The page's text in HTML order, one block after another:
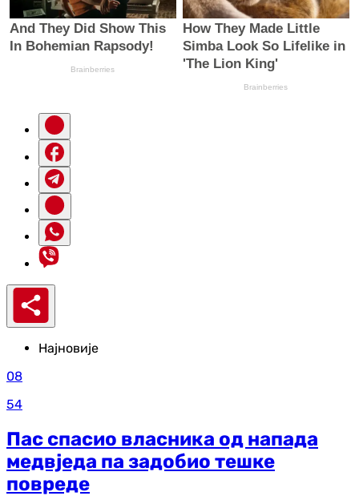
Најновије
08
54
Пас спасио власника од напада
медвједа па задобио тешке
повреде